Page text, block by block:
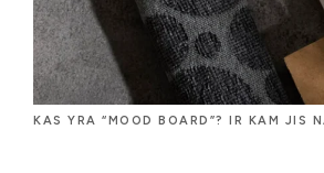
KAS YRA “MOOD BOARD”? IR KAM JIS